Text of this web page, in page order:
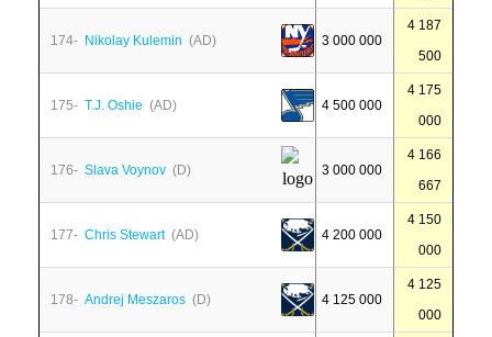
174- Nikolay Kulemin (AD) 3 000 000
4 187
500
175- T.J. Oshie (AD) 4 500 000
4 175
000
176- Slava Voynov (D) 3 000 000
4 166
667
177- Chris Stewart(AD) 4 200 000
4 150
000
178- Andrej Meszaros (D) 4 125 000
4 125
000